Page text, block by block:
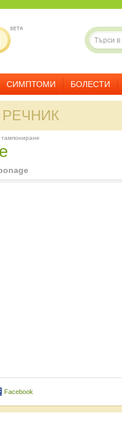
СИМПТОМИ БОЛЕСТИ
тампониране
Facebook